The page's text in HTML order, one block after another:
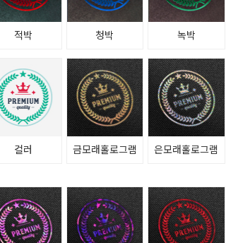
적박 청박 녹박
컬러 금모래홀로그램 은모래홀로그램